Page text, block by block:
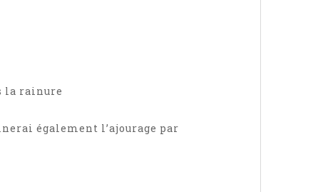
la rainure
également l’ajourage par